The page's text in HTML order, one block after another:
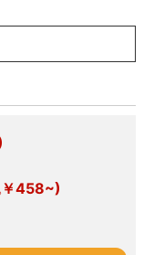
458~)